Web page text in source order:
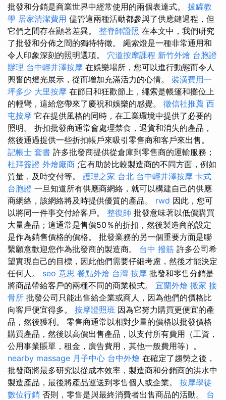
批發和分銷是商業世界中經常使用的兩個表達式。 拔罐教
學 居家清潔費用 儘管這兩種活動都參與了供應鏈過程，但
它們之間存在顯著差異。 整脊師證照 在本文中，我們研究
了批發和分佈之間的獨特特徵。 繩索燈是一種非常通用和
令人印象深刻的照明選項。 穴道按摩課程 新竹外燴 台胞證
辦理 台中輕井澤按摩 在娛樂場所，您可以進行動態而令人
興奮的燈光展示，從而增加充滿活力的心情。 裝潢費用一
坪多少 大里按摩 在節日和狂歡節上，繩索是帳篷和攤位上
的輕彎，這給您帶來了慶祝和娛樂的感覺。 徵信社推薦 西
屯按摩 它在提供風格的同時，在工業環境中提供了必要的
照明。 折扣批發商通常會處理禁食，退貨和消失的產品，
然後通過提供一些折扣帳戶來吸引零售商和客戶來出售。
記帳士 套書 許多批發商提供從倉庫到零售商的運輸服務；
杜拜簽證 外燴廠商 ;它有助於比較製造商的不同方面，例如
質量，及時交付等。 護理之家 台北 台中輕井澤按摩 卡式
台胞證 一旦知道所有供應商網絡，就可以構建自己的供應
商網絡，該網絡將及時提供優質的產品。 rwd 因此，您可
以將同一件事交付給客戶。 整復師 批發意味著以低價購買
大量產品；這通常是售價50％的折扣，然後製造商的設定
是作為銷售價格的價格。 批發業務的另一個重要方面是聯
繫願意歡迎您作為批發商的製造商。 台中 撥筋 許多公司希
望實現自己的目標，因此他們需要仔細考慮，然後才能決定
任何人。 seo 意思 餐點外燴 台灣 按摩 批發和零售分銷是
將商品帶給客戶的兩種不同的商業模式。 宜蘭外燴 搬家 接
骨所 批發公司只能出售給企業或商人，因為他們的價格比
向客戶便宜得多。 按摩證照班 因為它努力購買更便宜的產
品，然後獲利。 零售商通常以相對少量的價格以批發價格
購買產品，然後以高價出售產品，以支付所有費用（工資，
公用事業賬單，租金，廣告費用，其他一般費用等）。
nearby massage 月子中心 台中外燴 在確定了趨勢之後，
批發商將最多研究以從成本效率，製造商和分銷商的洪水中
製造產品，最後將產品運送到零售個人或企業。 按摩學徒
數位行銷 否則，零售是與最終消費者出售商品的活動。 台